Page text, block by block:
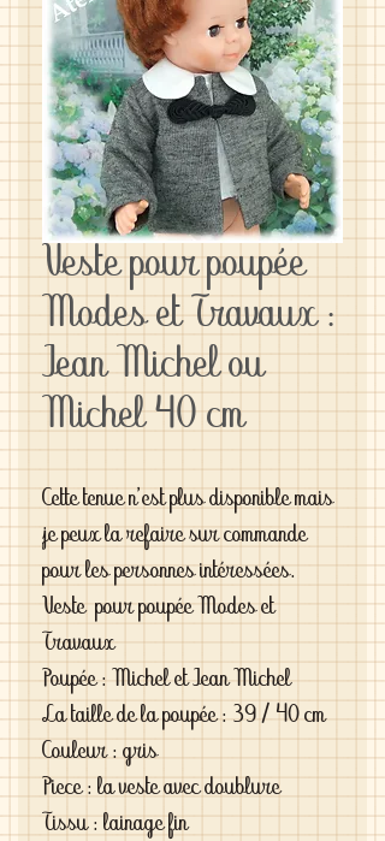
Veste pour poupée
Modes et Travaux :
Jean Michel ou
Michel 40 cm
Cette tenue n'est plus disponible mais
je peux la refaire sur commande
pour les personnes intéressées.
Veste pour poupée Modes et
Travaux
Poupée : Michel et Jean Michel
La taille de la poupée : 39 / 40 cm
Couleur : gris
Piece : la veste avec doublure
Tissu : lainage fin